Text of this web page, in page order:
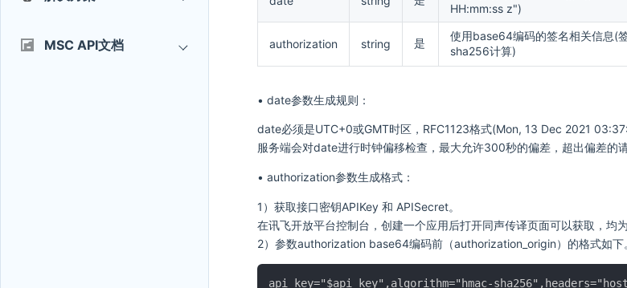
MSC API文档
HH:mm:ss z")
authorization string 是
使用base64编码的签名相关信息(
sha256计算)
• date参数生成规则：
date必须是UTC+0或GMT时区，RFC1123格式(Mon, 13 Dec 2021
服务端会对date进行时钟偏移检查，最大允许300秒的偏差，超出偏差的请
• authorization参数生成格式：
1）获取接口密钥APIKey 和 APISecret。
在讯飞开放平台控制台，创建一个应用后打开同声传译页面可以获取，均
2）参数authorization base64编码前（authorization_origin）的格式如下